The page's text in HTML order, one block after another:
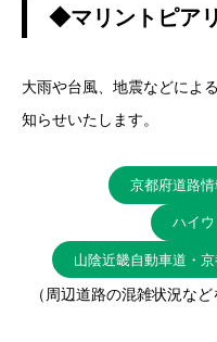
◆マリントピア
大雨や台風、地震などによ
知らせいたします。
京都府道路
ハイ
山陰近畿自動車道・
（周辺道路の混雑状況な